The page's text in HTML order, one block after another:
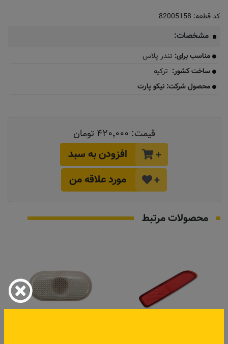
کد قطعه: 82005158
مشخصات:
مناسب برای: تندر پلاس
ساخت کشور: ترکیه
محصول شرکت: نیکو پارت
قیمت: ۴۲۰٬۰۰۰ تومان
+
افزودن به سبد
+
مورد علاقه من
محصولات مرتبط